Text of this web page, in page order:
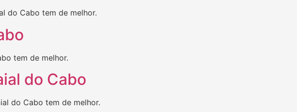
do Cabo tem de melhor.
tem de melhor.
do Cabo
do Cabo tem de melhor.